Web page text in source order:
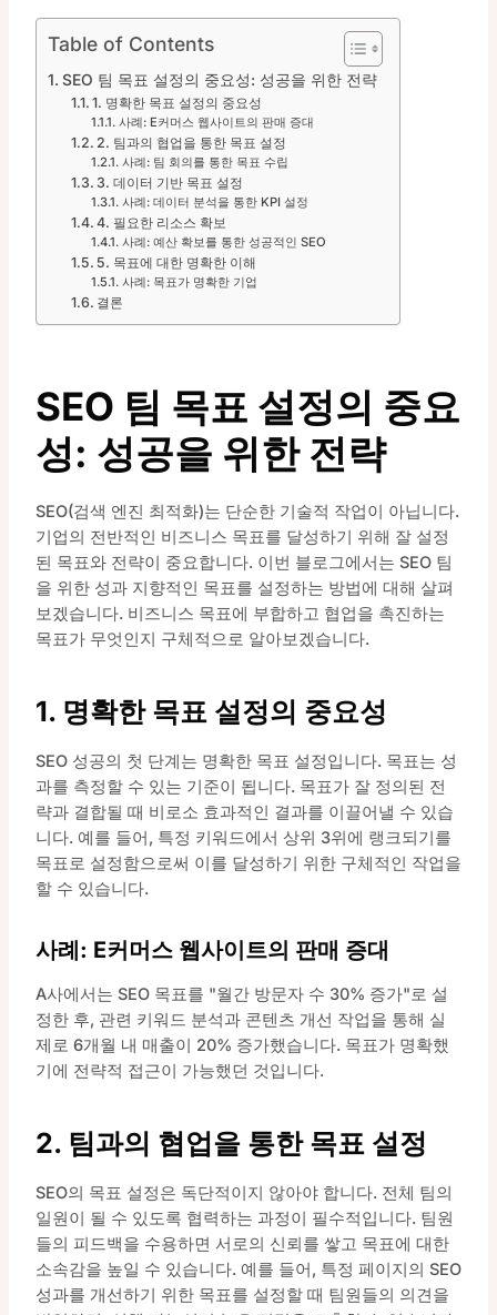
Table of Contents
SEO 팀 목표 설정의 중요성: 성공을 위한 전략
1. 명확한 목표 설정의 중요성
사례: E커머스 웹사이트의 판매 증대
2. 팀과의 협업을 통한 목표 설정
사례: 팀 회의를 통한 목표 수립
3. 데이터 기반 목표 설정
사례: 데이터 분석을 통한 KPI 설정
4. 필요한 리소스 확보
사례: 예산 확보를 통한 성공적인 SEO
5. 목표에 대한 명확한 이해
사례: 목표가 명확한 기업
결론
SEO 팀 목표 설정의 중요
성: 성공을 위한 전략
SEO(검색 엔진 최적화)는 단순한 기술적 작업이 아닙니다.
기업의 전반적인 비즈니스 목표를 달성하기 위해 잘 설정
된 목표와 전략이 중요합니다. 이번 블로그에서는 SEO 팀
을 위한 성과 지향적인 목표를 설정하는 방법에 대해 살펴
보겠습니다. 비즈니스 목표에 부합하고 협업을 촉진하는
목표가 무엇인지 구체적으로 알아보겠습니다.
1. 명확한 목표 설정의 중요성
SEO 성공의 첫 단계는 명확한 목표 설정입니다. 목표는 성
과를 측정할 수 있는 기준이 됩니다. 목표가 잘 정의된 전
략과 결합될 때 비로소 효과적인 결과를 이끌어낼 수 있습
니다. 예를 들어, 특정 키워드에서 상위 3위에 랭크되기를
목표로 설정함으로써 이를 달성하기 위한 구체적인 작업을
할 수 있습니다.
사례: E커머스 웹사이트의 판매 증대
A사에서는 SEO 목표를 "월간 방문자 수 30% 증가"로 설
정한 후, 관련 키워드 분석과 콘텐츠 개선 작업을 통해 실
제로 6개월 내 매출이 20% 증가했습니다. 목표가 명확했
기에 전략적 접근이 가능했던 것입니다.
2. 팀과의 협업을 통한 목표 설정
SEO의 목표 설정은 독단적이지 않아야 합니다. 전체 팀의
일원이 될 수 있도록 협력하는 과정이 필수적입니다. 팀원
들의 피드백을 수용하면 서로의 신뢰를 쌓고 목표에 대한
소속감을 높일 수 있습니다. 예를 들어, 특정 페이지의 SEO
성과를 개선하기 위한 목표를 설정할 때 팀원들의 의견을